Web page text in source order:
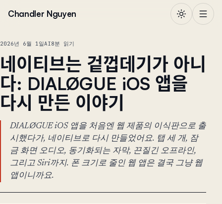
Chandler Nguyen
2026년 6월 1일AI8분 읽기
네이티브는 겉껍데기가 아니
다: DIALØGUE iOS 앱을
다시 만든 이야기
DIALØGUE iOS 앱을 처음엔 웹 제품의 이식판으로 출
시했다가, 네이티브로 다시 만들었어요. 탭 세 개, 잠
금 화면 오디오, 동기화되는 자막, 끈질긴 오프라인,
그리고 Siri까지. 폰 크기로 줄인 웹 앱은 결국 그냥 웹
앱이니까요.